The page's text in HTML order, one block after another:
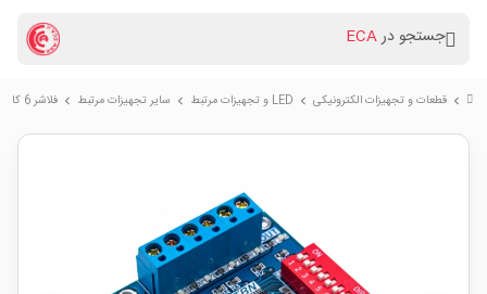
جستجو درECA
chevron_right قطعات و تجهیزات الکترونیکی chevron_right LED و تجهیزات مرتبط chevron_right سایر تجهیزات مرتبط chevron_right فلاشر 6 کانال طیف دار مارک TABAN